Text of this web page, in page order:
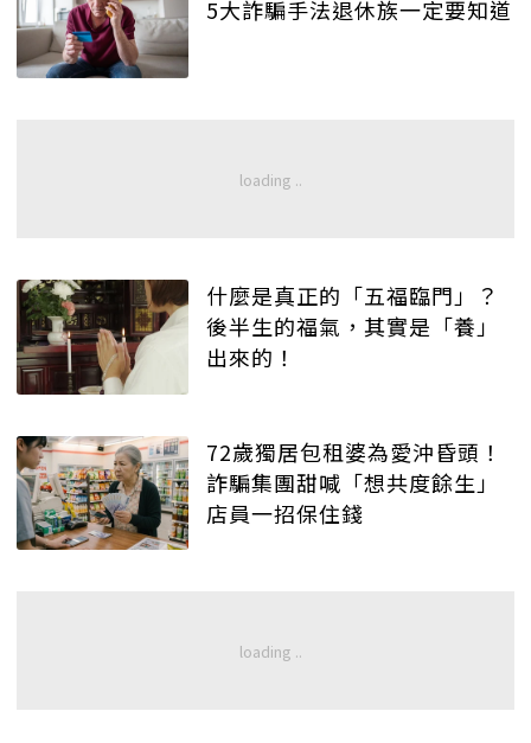
5大詐騙手法退休族一定要知道
什麼是真正的「五福臨門」？
後半生的福氣，其實是「養」
出來的！
72歲獨居包租婆為愛沖昏頭！
詐騙集團甜喊「想共度餘生」
店員一招保住錢